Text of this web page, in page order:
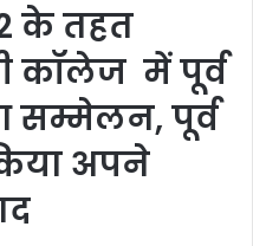
के तहत
कॉलेज में पूर्व
सम्मेलन, पूर्व
अपने